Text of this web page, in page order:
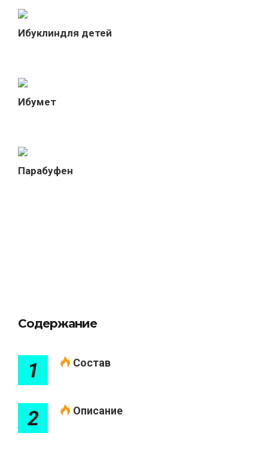
Ибуклиндля детей
Ибумет
Парабуфен
Содержание
1 Состав
2 Описание